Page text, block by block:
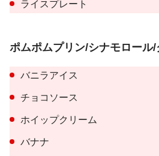
ライスプレート
ポムポムプリン/シナモロール
バニラアイス
チョコソース
ホイップクリーム
バナナ